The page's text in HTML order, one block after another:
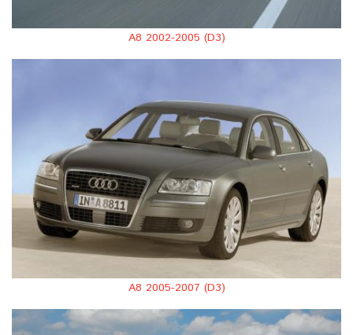
A8 2002-2005 (D3)
A8 2005-2007 (D3)